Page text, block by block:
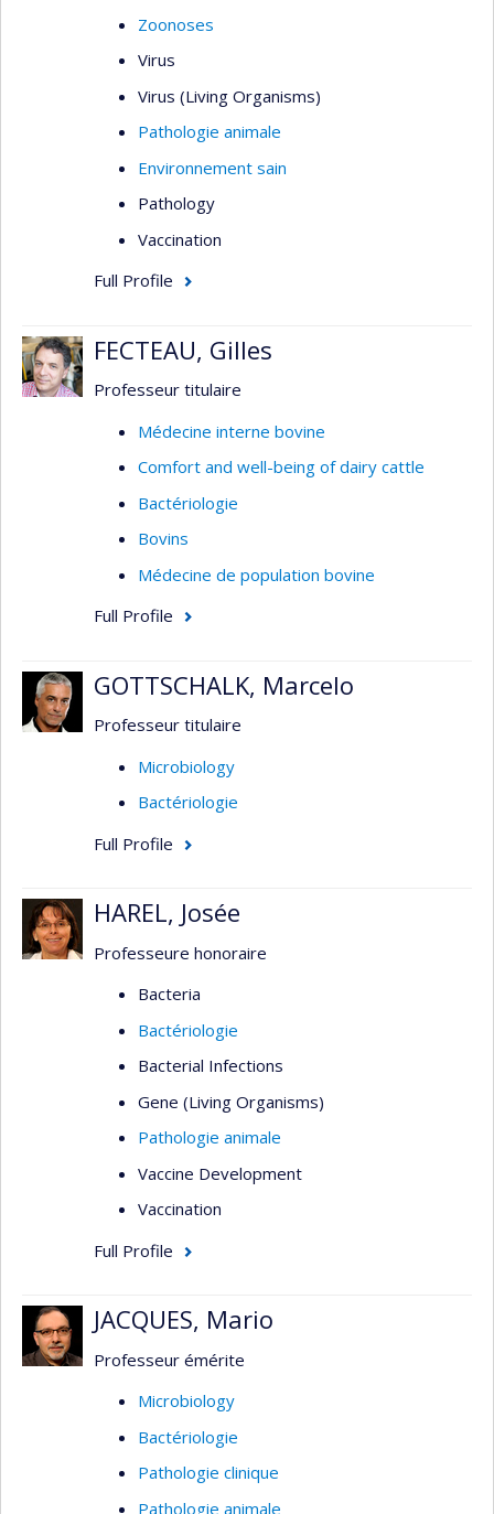
Zoonoses
Virus
Virus (Living Organisms)
Pathologie animale
Environnement sain
Pathology
Vaccination
Full Profile
FECTEAU, Gilles
Professeur titulaire
Médecine interne bovine
Comfort and well-being of dairy cattle
Bactériologie
Bovins
Médecine de population bovine
Full Profile
GOTTSCHALK, Marcelo
Professeur titulaire
Microbiology
Bactériologie
Full Profile
HAREL, Josée
Professeure honoraire
Bacteria
Bactériologie
Bacterial Infections
Gene (Living Organisms)
Pathologie animale
Vaccine Development
Vaccination
Full Profile
JACQUES, Mario
Professeur émérite
Microbiology
Bactériologie
Pathologie clinique
Pathologie animale